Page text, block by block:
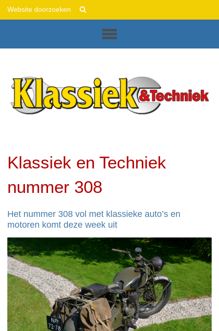
Zoek
Geavanceerd
Klassiek en Techniek
nummer 308
Het nummer 308 vol met klassieke auto’s en
motoren komt deze week uit